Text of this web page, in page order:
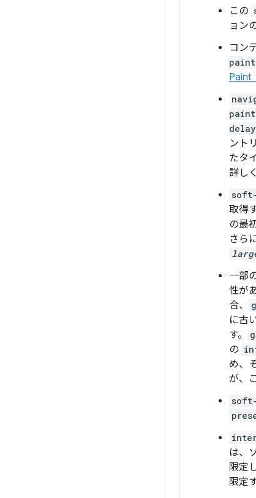
この
ョン
コン
paint
Paint
paint
delay
ント
たタ
詳し
取得
の最
さら
一部
性が
合、
に古
す。
の
め、
が、
は、
限定
限定